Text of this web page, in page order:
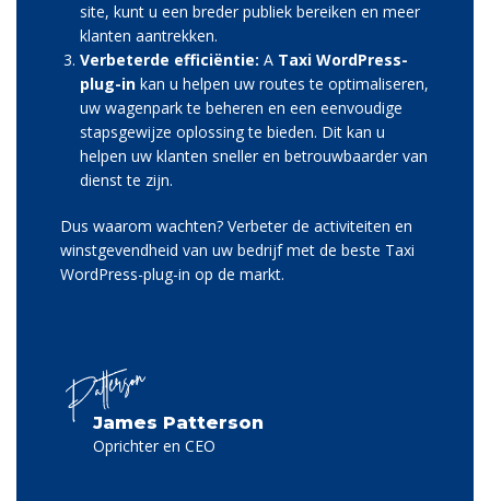
site, kunt u een breder publiek bereiken en meer
klanten aantrekken.
Verbeterde efficiëntie: A Taxi WordPress-
plug-in kan u helpen uw routes te optimaliseren,
uw wagenpark te beheren en een eenvoudige
stapsgewijze oplossing te bieden. Dit kan u
helpen uw klanten sneller en betrouwbaarder van
dienst te zijn.
Dus waarom wachten? Verbeter de activiteiten en
winstgevendheid van uw bedrijf met de beste Taxi
WordPress-plug-in op de markt.
James Patterson
Oprichter en CEO